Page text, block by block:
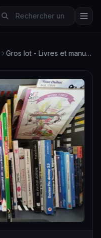
Gros lot - Livres et manuels scolaires - Cuisine Droit Litté…